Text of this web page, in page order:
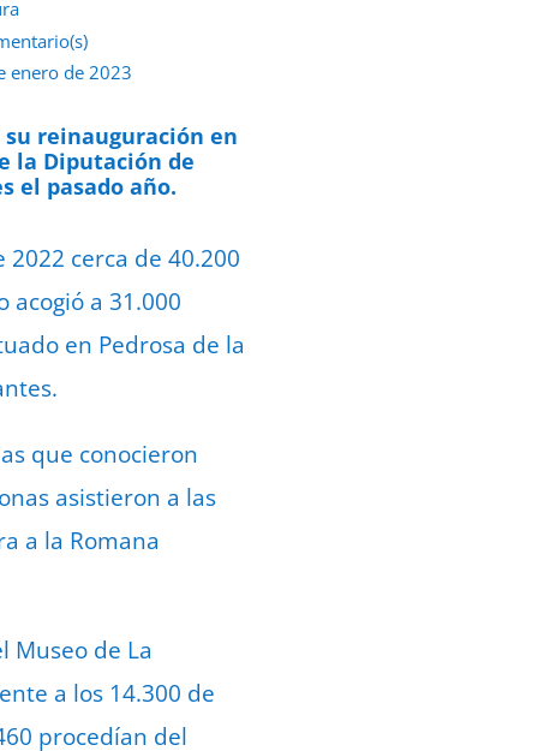
enero de 2023
su reinauguración en
la Diputación de
el pasado año.
cerca de 40.200
a 31.000
en Pedrosa de la
que conocieron
asistieron a las
a la Romana
de La
a los 14.300 de
procedían del